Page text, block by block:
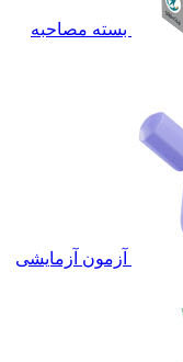
بسته مصاحبه
آزمون آزمایشی